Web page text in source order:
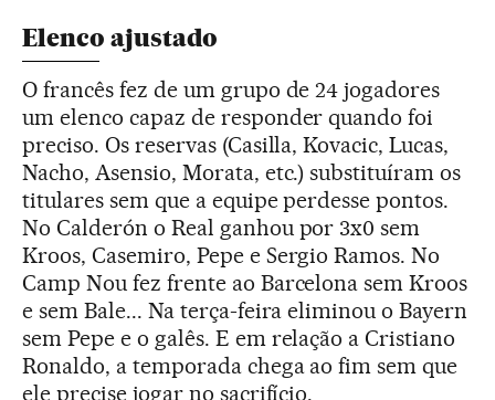
Elenco ajustado
O francês fez de um grupo de 24 jogadores
um elenco capaz de responder quando foi
preciso. Os reservas (Casilla, Kovacic, Lucas,
Nacho, Asensio, Morata, etc.) substituíram os
titulares sem que a equipe perdesse pontos.
No Calderón o Real ganhou por 3x0 sem
Kroos, Casemiro, Pepe e Sergio Ramos. No
Camp Nou fez frente ao Barcelona sem Kroos
e sem Bale... Na terça-feira eliminou o Bayern
sem Pepe e o galês. E em relação a Cristiano
Ronaldo, a temporada chega ao fim sem que
ele precise jogar no sacrifício.